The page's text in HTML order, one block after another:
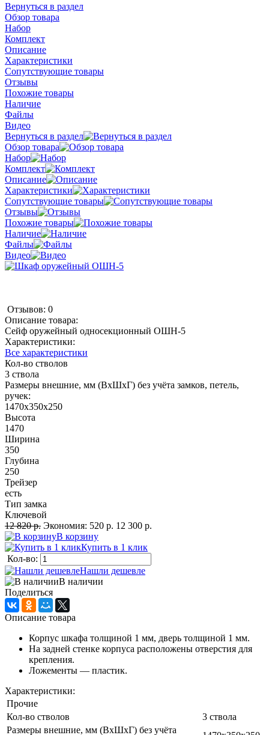
Вернуться в раздел
Обзор товара
Набор
Комплект
Описание
Характеристики
Сопутствующие товары
Отзывы
Похожие товары
Наличие
Файлы
Видео
Вернуться в раздел
Обзор товара
Набор
Комплект
Описание
Характеристики
Сопутствующие товары
Отзывы
Похожие товары
Наличие
Файлы
Видео
Отзывов: 0
Описание товара:
Сейф оружейный односекционный ОШН-5
Характеристики:
Все характеристики
Кол-во стволов
3 ствола
Размеры внешние, мм (ВхШхГ) без учёта замков, петель,
ручек:
1470х350х250
Высота
1470
Ширина
350
Глубина
250
Трейзер
есть
Тип замка
Ключевой
12 820 р. Экономия: 520 р. 12 300 р.
В корзину
Купить в 1 клик
Кол-во:
Нашли дешевле
В наличии
Поделиться
Описание товара
Корпус шкафа толщиной 1 мм, дверь толщиной 1 мм.
На задней стенке корпуса расположены отверстия для
крепления.
Ложементы — пластик.
Характеристики:
Прочие
Кол-во стволов
3 ствола
Размеры внешние, мм (ВхШхГ) без учёта